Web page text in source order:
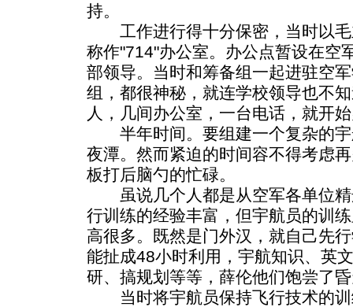
持。
工作进行得十分保密，当时以毛
称作"714"办公室。办公点暂设在空
部领导。当时和筹备组一起进驻空
组，都很神秘，就连学校领导也不
人，几间办公室，一台电话，就开
半年时间。要组建一个复杂的宇
夜潭。然而紧迫的时间容不得考虑
板打后脑勺的忙碌。
虽说几个人都是从空军各单位精
行训练的经验丰富，但宇航员的训
高很多。既然是门外汉，就自己先
能扯成48小时利用，宇航知识、英
研、搞规划等等，薛伦他们饱尝了
当时将宇航员保持飞行技术的训